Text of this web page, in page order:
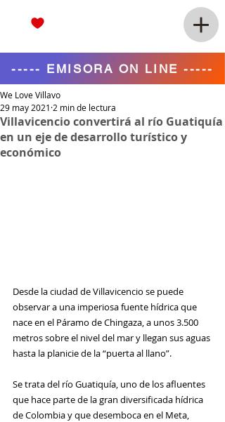
----- EMISORA ON LINE -----
Villavicencio convertirá al río Guatiquía
en un eje de desarrollo turístico y
económico
We Love Villavo
29 may 2021 2 min de lectura
Desde la ciudad de Villavicencio se puede
observar a una imperiosa fuente hídrica que
nace en el Páramo de Chingaza, a unos 3.500
metros sobre el nivel del mar y llegan sus aguas
hasta la planicie de la “puerta al llano”.
Se trata del río Guatiquía, uno de los afluentes
que hace parte de la gran diversificada hídrica
de Colombia y que desemboca en el Meta,